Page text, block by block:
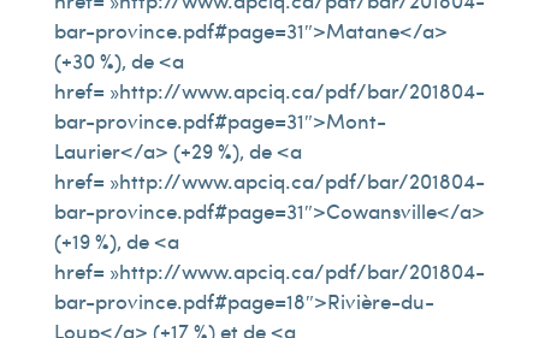
bar-province.pdf#page=31″>Matane</a>
(+30 %), de <a
href= »http://www.apciq.ca/pdf/bar/201804-
bar-province.pdf#page=31″>Mont-
Laurier</a> (+29 %), de <a
href= »http://www.apciq.ca/pdf/bar/201804-
bar-province.pdf#page=31″>Cowansville</a>
(+19 %), de <a
href= »http://www.apciq.ca/pdf/bar/201804-
bar-province.pdf#page=18″>Rivière-du-
Loup</a> (+17 %) et de <a